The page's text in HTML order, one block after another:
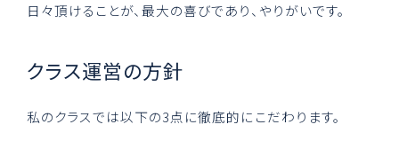
日々頂けることが、最大の喜びであり、やりがいです。
クラス運営の方針
私のクラスでは以下の3点に徹底的にこだわります。